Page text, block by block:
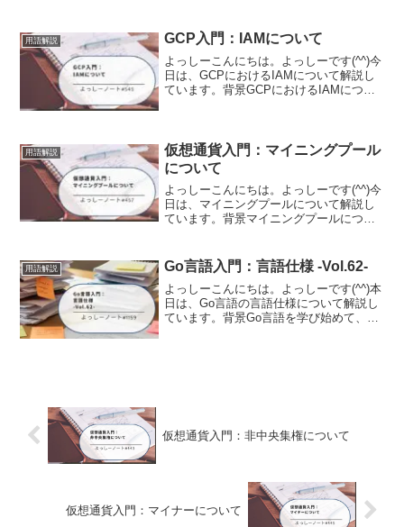
に残しました。フックとは「フック」...
用語解説 GCP入門：IAMについて
よっしーこんにちは。よっしーです(^^)今
日は、GCPにおけるIAMについて解説し
ています。背景GCPにおけるIAMについ
GCP（Google...
用語解説
仮想通貨入門：マイニングプール
について
よっしーこんにちは。よっしーです(^^)今
日は、マイニングプールについて解説し
ています。背景マイニングプールについ
た。マイニングプールとはマイニングプ
ールとは、複数の マ...
用語解説 Go言語入門：言語仕様 -Vol.62-
よっしーこんにちは。よっしーです(^^)本
日は、Go言語の言語仕様について解説し
ています。背景Go言語を学び始めて、公
仮想通貨入門：非中央集権について
仮想通貨入門：マイナーについて